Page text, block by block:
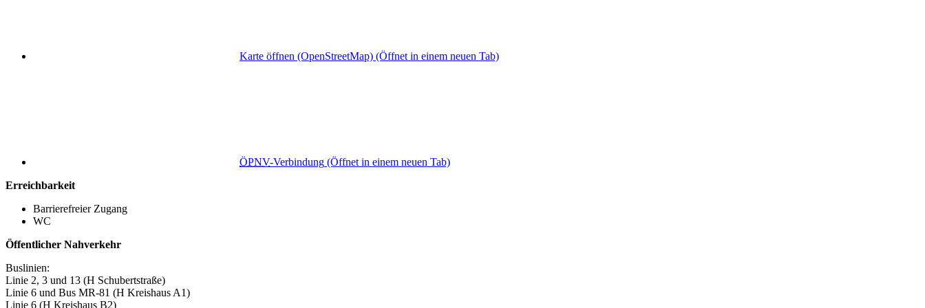
Karte öffnen (OpenStreetMap) (Öffnet in einem neuen Tab)
ÖPNV-Verbindung (Öffnet in einem neuen Tab)
Erreichbarkeit
Barrierefreier Zugang
WC
Öffentlicher Nahverkehr
Buslinien:
Linie 2, 3 und 13 (H Schubertstraße)
Linie 6 und Bus MR-81 (H Kreishaus A1)
Linie 6 (H Kreishaus B2)